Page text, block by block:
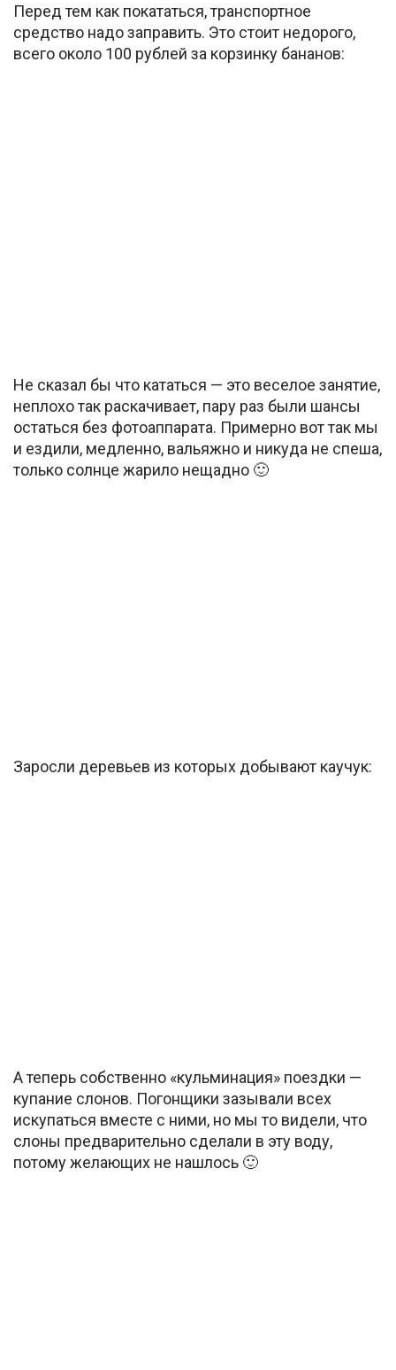
Перед тем как покататься, транспортное
средство надо заправить. Это стоит недорого,
всего около 100 рублей за корзинку бананов:
Не сказал бы что кататься — это веселое занятие,
неплохо так раскачивает, пару раз были шансы
остаться без фотоаппарата. Примерно вот так мы
и ездили, медленно, вальяжно и никуда не спеша,
только солнце жарило нещадно 🙂
Заросли деревьев из которых добывают каучук:
А теперь собственно «кульминация» поездки —
купание слонов. Погонщики зазывали всех
искупаться вместе с ними, но мы то видели, что
слоны предварительно сделали в эту воду,
потому желающих не нашлось 🙂